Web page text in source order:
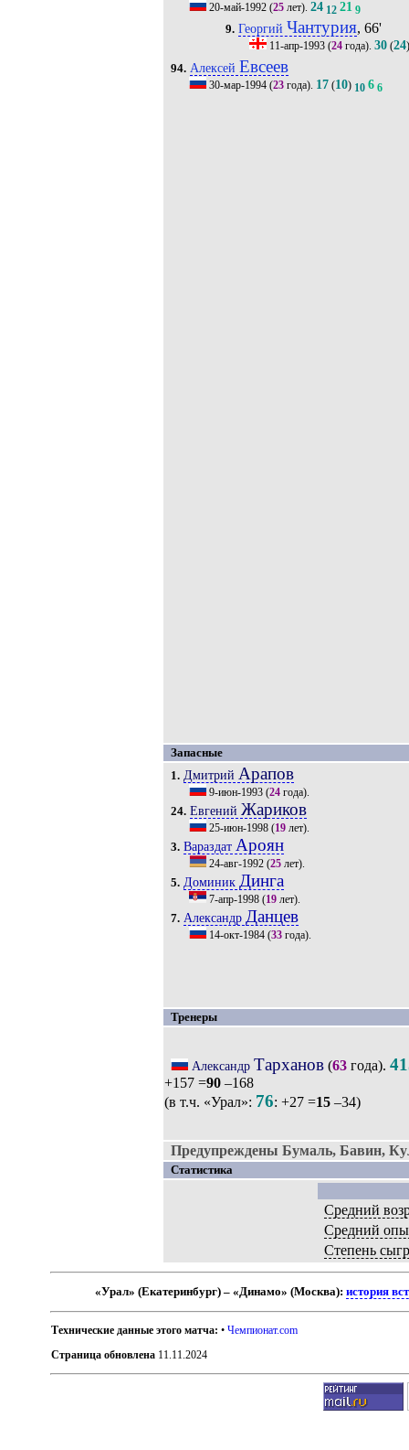
20-май-1992(25лет). 24 12 21 9
9. Георгий Чантурия, 66'
11-апр-1993 (24 года).30 (24
94. Алексей Евсеев
30-мар-1994(23года). 17(10) 10 6 6
Запасные
1. Дмитрий Арапов
9-июн-1993(24года).
24. Евгений Жариков
25-июн-1998(19лет).
3. Вараздат Ароян
24-авг-1992(25лет).
5. Доминик Динга
7-апр-1998(19лет).
7. Александр Данцев
14-окт-1984(33года).
Тренеры
Александр Тарханов(63года).
+157 =90 –168
(в т.ч. «Урал»: 76: +27 =15 –34)
Предупреждены Бумаль, Бавин,
Статистика
Средний
Средний
Степень
«Урал» (Екатеринбург) – «Динамо» (Москва):история
Технические данные этого матча: •Чемпионат.com
Страница обновлена 11.11.2024